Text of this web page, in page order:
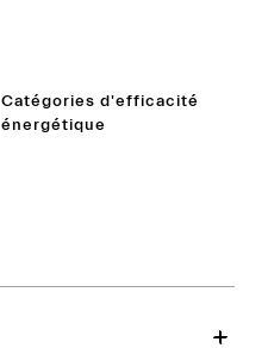
Catégories d'efficacité
énergétique